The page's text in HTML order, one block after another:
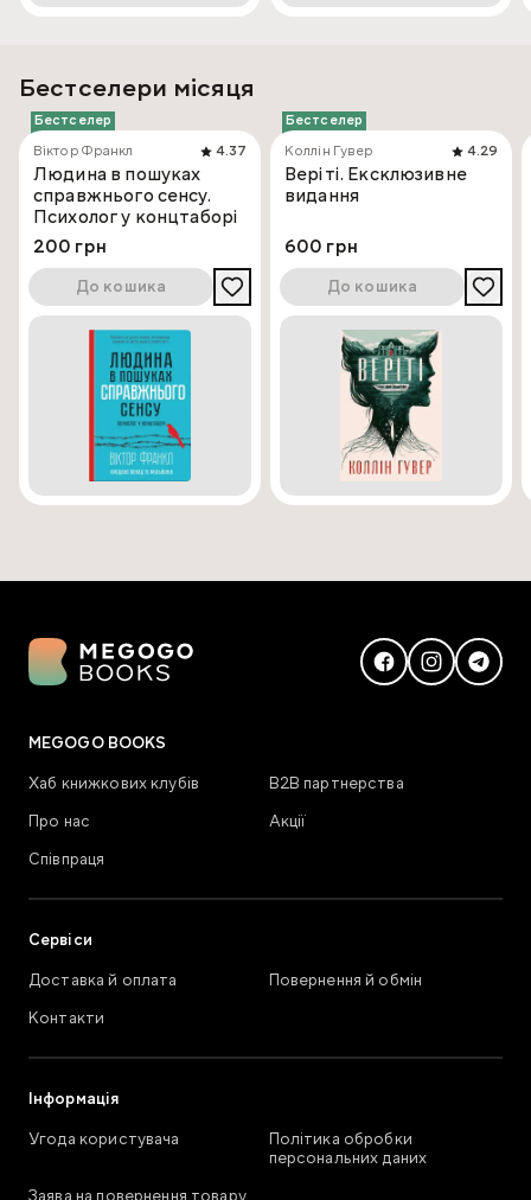
Бестселери місяця
Бестселер
Віктор Франкл
4.37
Людина в пошуках
справжнього сенсу.
Психолог у концтаборі
200 грн
До кошика
Бестселер
Коллін Гувер
4.29
Веріті. Ексклюзивне
видання
600 грн
До кошика
MEGOGO BOOKS
Хаб книжкових клубів
В2В партнерства
Про нас
Акції
Співпраця
Сервіси
Доставка й оплата
Повернення й обмін
Контакти
Інформація
Угода користувача
Політика обробки
персональних даних